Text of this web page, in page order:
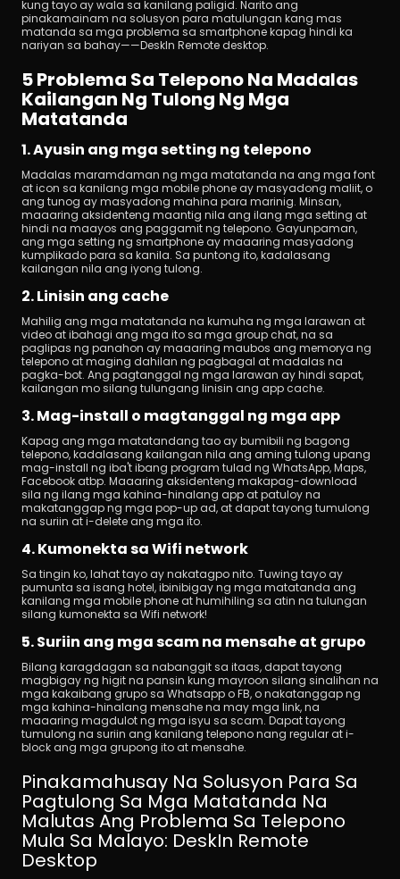
kung tayo ay wala sa kanilang paligid. Narito ang
pinakamainam na solusyon para matulungan kang mas
matanda sa mga problema sa smartphone kapag hindi ka
nariyan sa bahay——DeskIn Remote desktop.
5 Problema Sa Telepono Na Madalas
Kailangan Ng Tulong Ng Mga
Matatanda
1. Ayusin ang mga setting ng telepono
Madalas maramdaman ng mga matatanda na ang mga font
at icon sa kanilang mga mobile phone ay masyadong maliit, o
ang tunog ay masyadong mahina para marinig. Minsan,
maaaring aksidenteng maantig nila ang ilang mga setting at
hindi na maayos ang paggamit ng telepono. Gayunpaman,
ang mga setting ng smartphone ay maaaring masyadong
kumplikado para sa kanila. Sa puntong ito, kadalasang
kailangan nila ang iyong tulong.
2. Linisin ang cache
Mahilig ang mga matatanda na kumuha ng mga larawan at
video at ibahagi ang mga ito sa mga group chat, na sa
paglipas ng panahon ay maaaring maubos ang memorya ng
telepono at maging dahilan ng pagbagal at madalas na
pagka-bot. Ang pagtanggal ng mga larawan ay hindi sapat,
kailangan mo silang tulungang linisin ang app cache.
3. Mag-install o magtanggal ng mga app
Kapag ang mga matatandang tao ay bumibili ng bagong
telepono, kadalasang kailangan nila ang aming tulong upang
mag-install ng iba't ibang program tulad ng WhatsApp, Maps,
Facebook atbp. Maaaring aksidenteng makapag-download
sila ng ilang mga kahina-hinalang app at patuloy na
makatanggap ng mga pop-up ad, at dapat tayong tumulong
na suriin at i-delete ang mga ito.
4. Kumonekta sa Wifi network
Sa tingin ko, lahat tayo ay nakatagpo nito. Tuwing tayo ay
pumunta sa isang hotel, ibinibigay ng mga matatanda ang
kanilang mga mobile phone at humihiling sa atin na tulungan
silang kumonekta sa Wifi network!
5. Suriin ang mga scam na mensahe at grupo
Bilang karagdagan sa nabanggit sa itaas, dapat tayong
magbigay ng higit na pansin kung mayroon silang sinalihan na
mga kakaibang grupo sa Whatsapp o FB, o nakatanggap ng
mga kahina-hinalang mensahe na may mga link, na
maaaring magdulot ng mga isyu sa scam. Dapat tayong
tumulong na suriin ang kanilang telepono nang regular at i-
block ang mga grupong ito at mensahe.
Pinakamahusay Na Solusyon Para Sa
Pagtulong Sa Mga Matatanda Na
Malutas Ang Problema Sa Telepono
Mula Sa Malayo: DeskIn Remote
Desktop